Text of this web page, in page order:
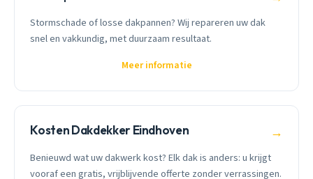
Stormschade of losse dakpannen? Wij repareren uw dak
snel en vakkundig, met duurzaam resultaat.
Meer informatie
Kosten Dakdekker Eindhoven →
Benieuwd wat uw dakwerk kost? Elk dak is anders: u krijgt
vooraf een gratis, vrijblijvende offerte zonder verrassingen.